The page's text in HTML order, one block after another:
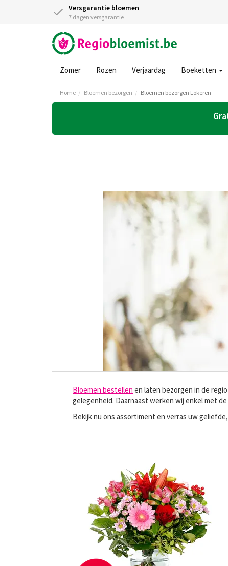
Versgarantie bloemen
7 dagen versgarantie
Zomer Rozen Verjaardag Boeketten
Home Bloemen bezorgen Bloemen bezorgen Lokeren
Bloemen bestellen en laten bezorgen in de
gelegenheid. Daarnaast werken wij enkel met
Bekijk nu ons assortiment en verras uw